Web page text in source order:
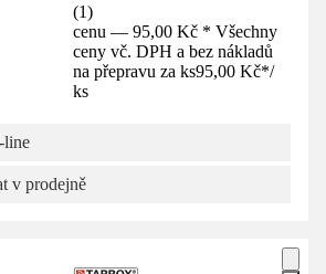
(1)
cenu — 95,00 Kč * Všechny
ceny vč. DPH a bez nákladů
na přepravu za ks95,00 Kč*/
ks
line
v prodejně